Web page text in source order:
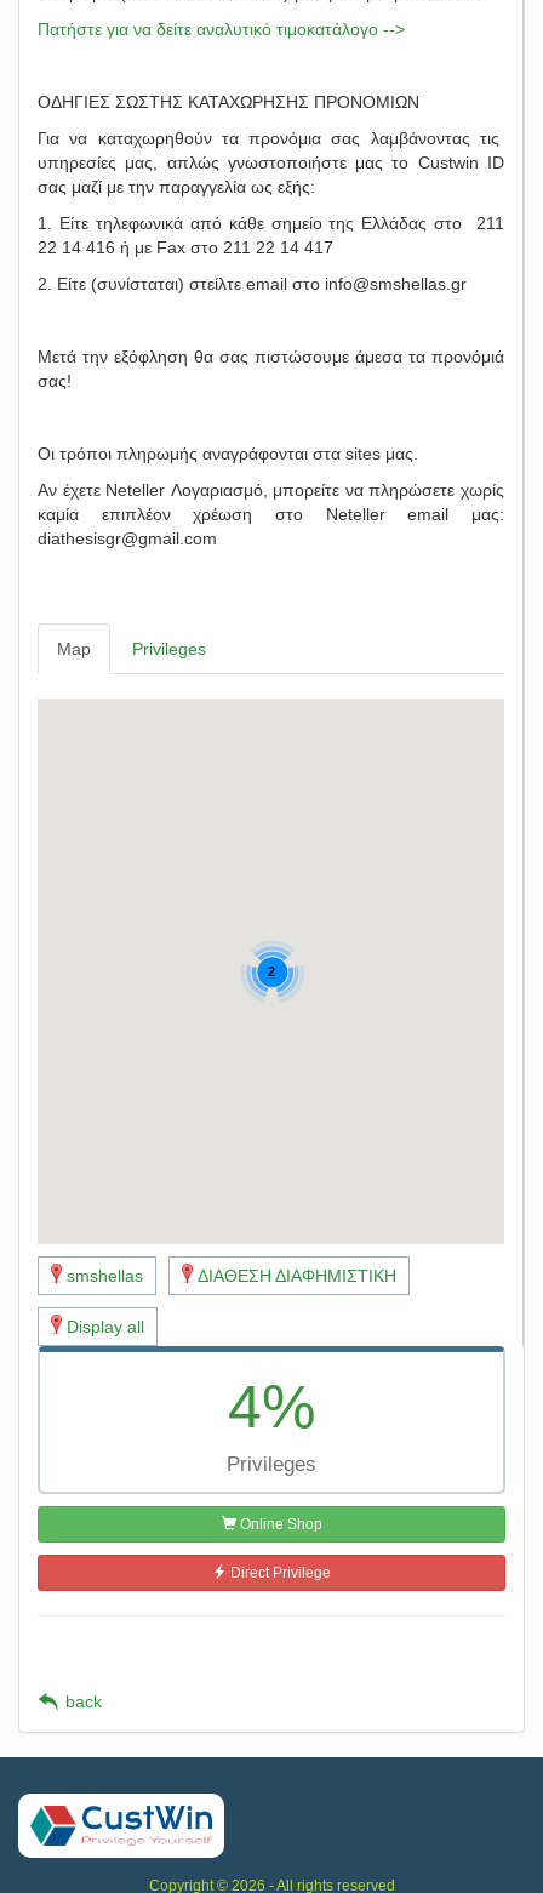
Πατήστε για να δείτε αναλυτικό τιμοκατάλογο -->
ΟΔΗΓΙΕΣ ΣΩΣΤΗΣ ΚΑΤΑΧΩΡΗΣΗΣ ΠΡΟΝΟΜΙΩΝ
Για να καταχωρηθούν τα προνόμια σας λαμβάνοντας τις
υπηρεσίες μας, απλώς γνωστοποιήστε μας το Custwin ID
σας μαζί με την παραγγελία ως εξής:
1. Είτε τηλεφωνικά από κάθε σημείο της Ελλάδας στο 211
22 14 416 ή με Fax στο 211 22 14 417
2. Είτε (συνίσταται) στείλτε email στο info@smshellas.gr
Μετά την εξόφληση θα σας πιστώσουμε άμεσα τα προνόμιά
σας!
Οι τρόποι πληρωμής αναγράφονται στα sites μας.
Αν έχετε Neteller Λογαριασμό, μπορείτε να πληρώσετε χωρίς
καμία επιπλέον χρέωση στο Neteller email μας:
diathesisgr@gmail.com
Map Privileges
2
smshellas ΔΙΑΘΕΣΗ ΔΙΑΦΗΜΙΣΤΙΚΗ
Display all
4%
Privileges
Online Shop
Direct Privilege
back
Copyright © 2026 - All rights reserved